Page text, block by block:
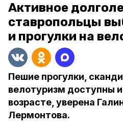
Активное
ставропольцы
и прогулки на
Пешие прогулки,
велотуризм доступны
возрасте, уверена
Лермонтова.